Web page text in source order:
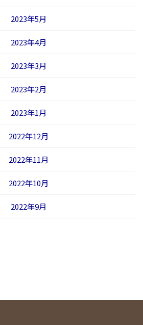
2023年5月
2023年4月
2023年3月
2023年2月
2023年1月
2022年12月
2022年11月
2022年10月
2022年9月